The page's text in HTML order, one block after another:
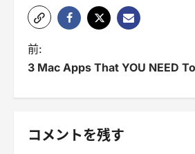
投
稿
ナ
ビ
前:
3 Mac Apps That YOU NEED
コメントを残す